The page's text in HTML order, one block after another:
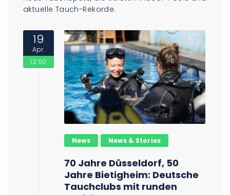
aktuelle Tauch-Rekorde.
19
Apr.
12:00
News News & Stories
70 Jahre Düsseldorf, 50
Jahre Bietigheim: Deutsche
Tauchclubs mit runden